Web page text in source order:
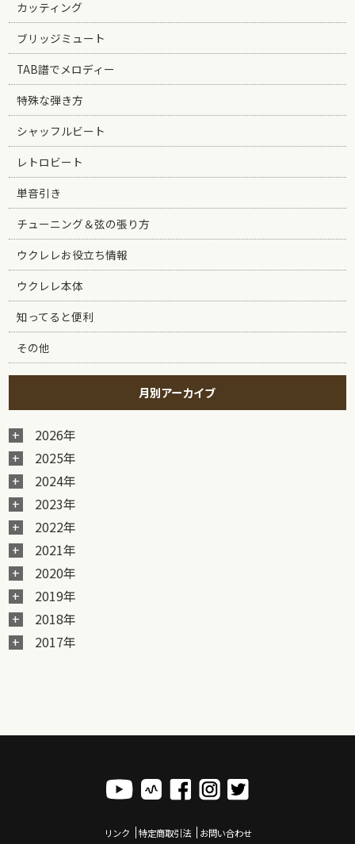
カッティング
ブリッジミュート
TAB譜でメロディー
特殊な弾き方
シャッフルビート
レトロビート
単音引き
チューニング＆弦の張り方
ウクレレお役立ち情報
ウクレレ本体
知ってると便利
その他
月別アーカイブ
2026年
2025年
2024年
2023年
2022年
2021年
2020年
2019年
2018年
2017年
リンク 特定商取引法 お問い合わせ